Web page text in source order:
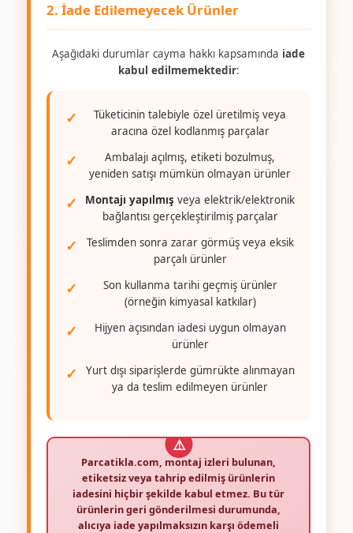
2. İade Edilemeyecek Ürünler
Aşağıdaki durumlar cayma hakkı kapsamında iade
kabul edilmemektedir:
Tüketicinin talebiyle özel üretilmiş veya
aracına özel kodlanmış parçalar
Ambalajı açılmış, etiketi bozulmuş,
yeniden satışı mümkün olmayan ürünler
Montajı yapılmış veya elektrik/elektronik
bağlantısı gerçekleştirilmiş parçalar
Teslimden sonra zarar görmüş veya eksik
parçalı ürünler
Son kullanma tarihi geçmiş ürünler
(örneğin kimyasal katkılar)
Hijyen açısından iadesi uygun olmayan
ürünler
Yurt dışı siparişlerde gümrükte alınmayan
ya da teslim edilmeyen ürünler
Parcatikla.com, montaj izleri bulunan,
etiketsiz veya tahrip edilmiş ürünlerin
iadesini hiçbir şekilde kabul etmez. Bu tür
ürünlerin geri gönderilmesi durumunda,
alıcıya iade yapılmaksızın karşı ödemeli